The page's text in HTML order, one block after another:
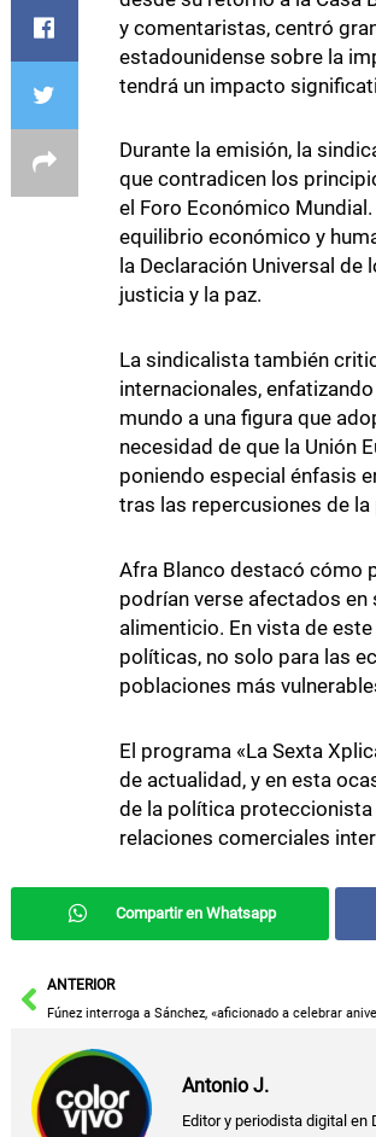
y comentaristas, centró
estadounidense sobre la
tendrá un impacto
Durante la emisión, la
que contradicen los
el Foro Económico
equilibrio económico y
la Declaración Universal
justicia y la paz.
La sindicalista también
internacionales,
mundo a una figura que
necesidad de que la Unión
poniendo especial énfasis
tras las repercusiones de la
Afra Blanco destacó cómo
podrían verse afectados
alimenticio. En vista de
políticas, no solo para las
poblaciones más
El programa «La Sexta
de actualidad, y en esta
de la política proteccionista
relaciones comerciales
Compartir en Whatsapp
AntANTERIOR
Antonio J.
Editor y periodista digital en